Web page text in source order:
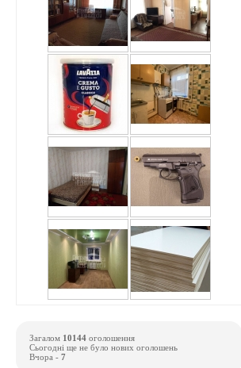
Загалом 10144 оголошення
Сьогодні ще не було нових оголошень
Вчора - 7